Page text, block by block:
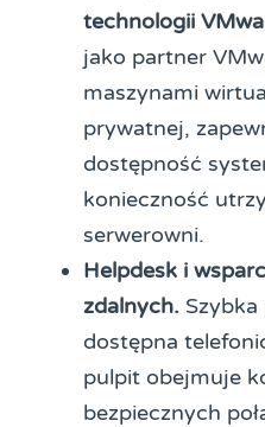
technologii
jako partner
maszynami
prywatnej,
dostępność
konieczność
serwerowni.
Helpdesk i
zdalnych.
dostępna
pulpit obejmuje
bezpiecznych